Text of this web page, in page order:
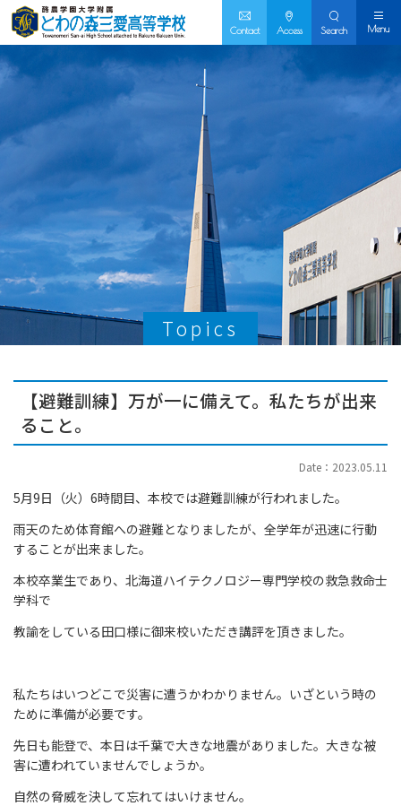
Contact Access Search Menu
Topics
【避難訓練】万が一に備えて。私たちが出来
ること。
Date：2023.05.11
5月9日（火）6時間目、本校では避難訓練が行われました。
雨天のため体育館への避難となりましたが、全学年が迅速に行動
することが出来ました。
本校卒業生であり、北海道ハイテクノロジー専門学校の救急救命士
学科で
教諭をしている田口様に御来校いただき講評を頂きました。
私たちはいつどこで災害に遭うかわかりません。いざという時の
ために準備が必要です。
先日も能登で、本日は千葉で大きな地震がありました。大きな被
害に遭われていませんでしょうか。
自然の脅威を決して忘れてはいけません。